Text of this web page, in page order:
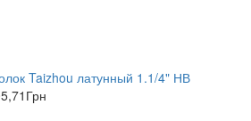
Taizhou латунный 1.1/4" НВ
Грн